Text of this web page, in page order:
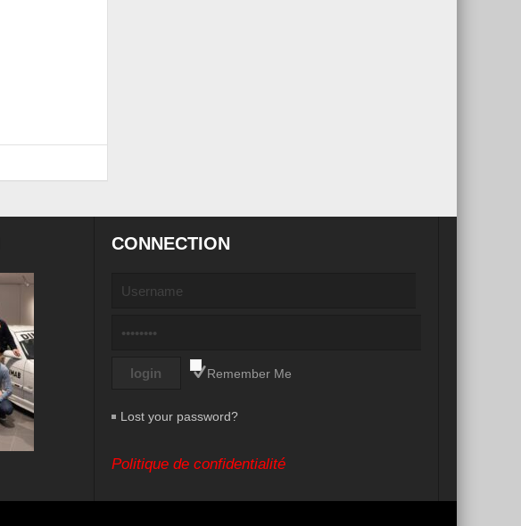
CONNECTION
Remember Me
Lost your password?
Politique de confidentialité